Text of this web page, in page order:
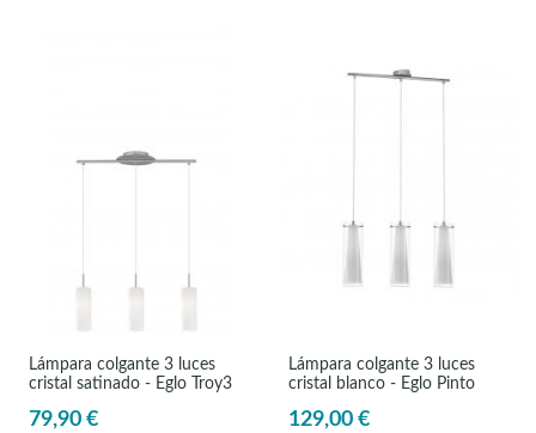
Lámpara colgante 3 luces
cristal satinado - Eglo Troy3
79,90 €
Lámpara colgante 3 luces
cristal blanco - Eglo Pinto
129,00 €